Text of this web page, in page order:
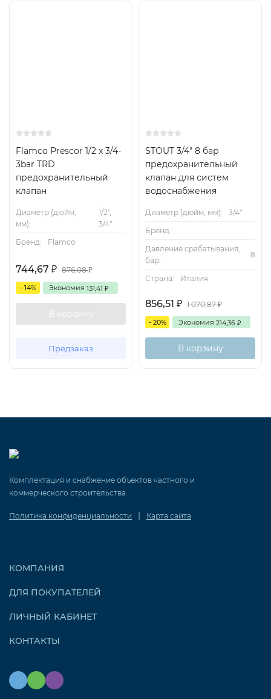
Flamco Prescor 1/2 x 3/4-
3bar TRD
предохранительный
клапан
Диаметр (дюйм,
мм):
1/2",
3/4"
Бренд:
Flamco
744,67 ₽ 876,08₽
- 14% Экономия 131,41 ₽
В корзину
Предзаказ
STOUT 3/4" 8 бар
предохранительный
клапан для систем
водоснабжения
Диаметр (дюйм, мм):
3/4"
Бренд:
Давление срабатывания,
бар:
8
Страна: Италия
856,51 ₽ 1 070,87₽
- 20% Экономия 214,36 ₽
В корзину
Комплектация и снабжение объектов частного и
коммерческого строительства
Политика конфиденциальности | Карта сайта
КОМПАНИЯ
ДЛЯ ПОКУПАТЕЛЕЙ
ЛИЧНЫЙ КАБИНЕТ
КОНТАКТЫ